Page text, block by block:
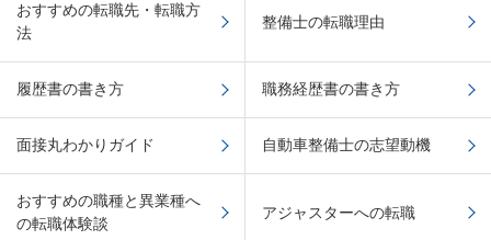
おすすめの転職先・転職方
法
整備士の転職理由
履歴書の書き方 職務経歴書の書き方
面接丸わかりガイド 自動車整備士の志望動機
おすすめの職種と異業種へ
の転職体験談
アジャスターへの転職